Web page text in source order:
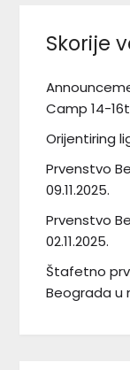
Skorije
Camp 14-
Orijentiring
Prvenstvo
09.11.2025.
Prvenstvo
02.11.2025.
Štafetno
Beograda u